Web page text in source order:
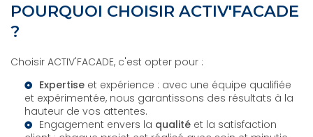
POURQUOI CHOISIR ACTIV'FACADE
?
Choisir ACTIV'FACADE, c'est opter pour :
Expertise et expérience : avec une équipe qualifiée
et expérimentée, nous garantissons des résultats à la
hauteur de vos attentes.
Engagement envers la qualité et la satisfaction